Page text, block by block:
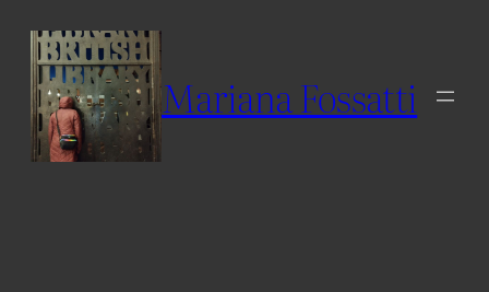
content
Mariana Fossatti